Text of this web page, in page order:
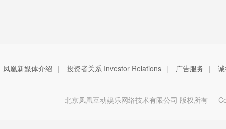
凤凰新媒体介绍 | 投资者关系 Investor Relations | 广告服务 |
北京凤凰互动娱乐网络技术有限公司 版权所有